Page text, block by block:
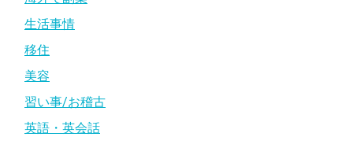
生活事情
移住
美容
習い事/お稽古
英語・英会話